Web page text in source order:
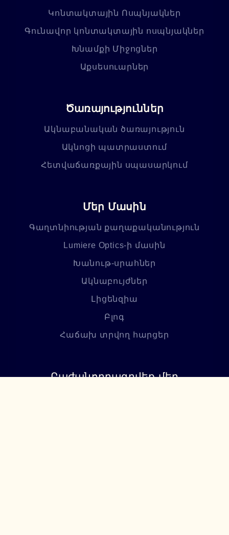
Կոնտակտային Ոսպնյակներ
Գունավոր կոնտակտային ոսպնյակներ
Խնամքի Միջոցներ
Աքսեսուարներ
Ծառայություններ
Ակնաբանական ծառայություն
Ակնոցի պատրաստում
Հետվաճառքային սպասարկում
Մեր Մասին
Գաղտնիության քաղաքականություն
Lumiere Optics-ի մասին
Խանութ-սրահներ
Ակնաբույժներ
Լիցենզիա
Բլոգ
Հաճախ տրվող հարցեր
Բաժանորդագրվեք մեր